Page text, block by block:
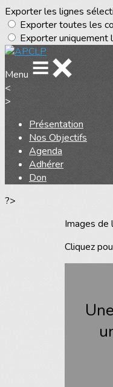
Exporter les lignes
Exporter toutes les
Exporter uniquement
Menu
<
>
Présentation
Nos Objectifs
Agenda
Adhérer
Don
?>
Images de
Cliquez